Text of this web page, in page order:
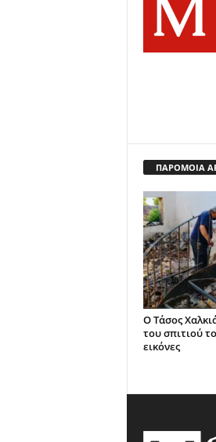
ΠΑΡΟΜΟΙΑ
Ο Τάσος
του σπιτιού
εικόνες